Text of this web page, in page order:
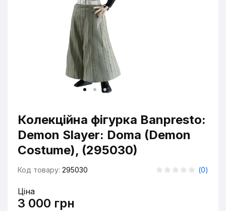
Колекційна фігурка Banpresto:
Demon Slayer: Doma (Demon
Costume), (295030)
Код товару: 295030 (0)
Ціна
3 000 грн